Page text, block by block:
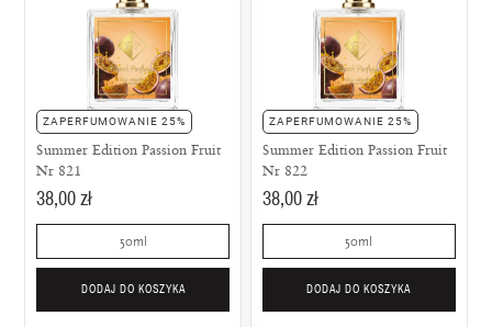
ZAPERFUMOWANIE 25%
Summer Edition Passion Fruit
Nr 821
38,00 zł
50ml
DODAJ DO KOSZYKA
ZAPERFUMOWANIE 25%
Summer Edition Passion Fruit
Nr 822
38,00 zł
50ml
DODAJ DO KOSZYKA